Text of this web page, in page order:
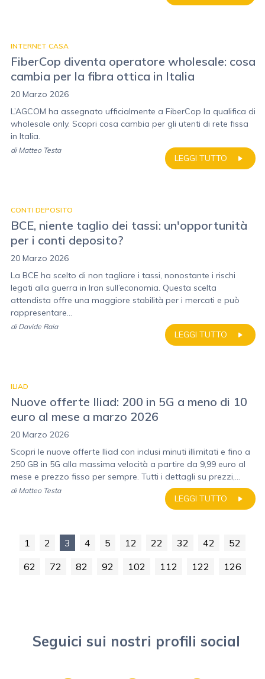
INTERNET CASA
FiberCop diventa operatore wholesale: cosa
cambia per la fibra ottica in Italia
20 Marzo 2026
L’AGCOM ha assegnato ufficialmente a FiberCop la qualifica di
wholesale only. Scopri cosa cambia per gli utenti di rete fissa
in Italia.
LEGGI TUTTO
di Matteo Testa
CONTI DEPOSITO
BCE, niente taglio dei tassi: un'opportunità
per i conti deposito?
20 Marzo 2026
La BCE ha scelto di non tagliare i tassi, nonostante i rischi
legati alla guerra in Iran sull’economia. Questa scelta
attendista offre una maggiore stabilità per i mercati e può
rappresentare...
LEGGI TUTTO
di Davide Raia
ILIAD
Nuove offerte Iliad: 200 in 5G a meno di 10
euro al mese a marzo 2026
20 Marzo 2026
Scopri le nuove offerte Iliad con inclusi minuti illimitati e fino a
250 GB in 5G alla massima velocità a partire da 9,99 euro al
mese e prezzo fisso per sempre. Tutti i dettagli su prezzi,...
LEGGI TUTTO
di Matteo Testa
1 2 3 4 5 12 22 32 42
52
62
72 82 92 102 112 122 126
Seguici sui nostri profili social